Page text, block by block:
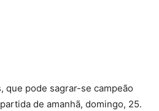
que pode sagrar-se campeão
de amanhã, domingo, 25.